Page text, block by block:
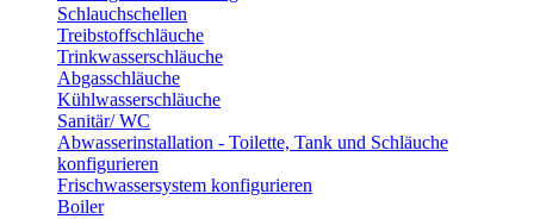
Schlauchschellen
Treibstoffschläuche
Trinkwasserschläuche
Abgasschläuche
Kühlwasserschläuche
Sanitär/ WC
Abwasserinstallation - Toilette, Tank und Schläuche
konfigurieren
Frischwassersystem konfigurieren
Boiler